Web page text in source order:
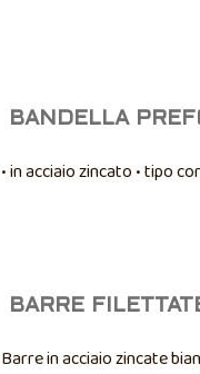
BANDELLA
• in acciaio zincato • tipo
BARRE
Barre in acciaio zincate